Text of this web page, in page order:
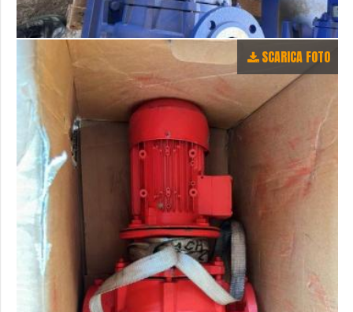
SCARICA FOTO